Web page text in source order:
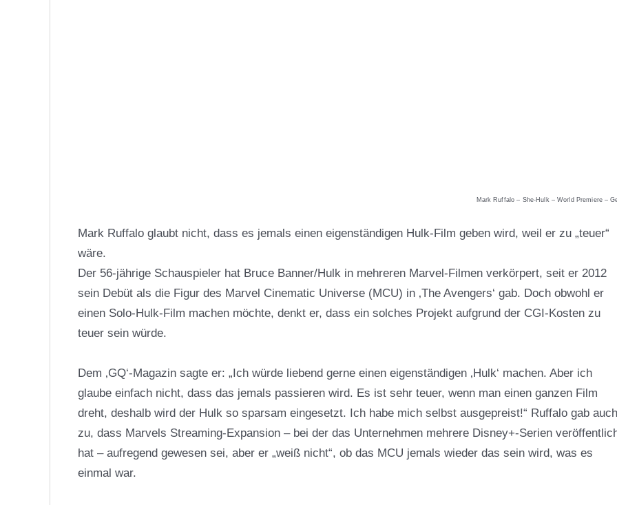
Mark Ruffalo – She-Hulk – World Premiere –
Mark Ruffalo glaubt nicht, dass es jemals einen eigenständigen Hulk-Film geben wird, weil er zu „teuer“
wäre.
Der 56-jährige Schauspieler hat Bruce Banner/Hulk in mehreren Marvel-Filmen verkörpert, seit er 2012
sein Debüt als die Figur des Marvel Cinematic Universe (MCU) in ‚The Avengers‘ gab. Doch obwohl er
einen Solo-Hulk-Film machen möchte, denkt er, dass ein solches Projekt aufgrund der CGI-Kosten zu
teuer sein würde.
Dem ‚GQ‘-Magazin sagte er: „Ich würde liebend gerne einen eigenständigen ‚Hulk‘ machen. Aber ich
glaube einfach nicht, dass das jemals passieren wird. Es ist sehr teuer, wenn man einen ganzen Film
dreht, deshalb wird der Hulk so sparsam eingesetzt. Ich habe mich selbst ausgepreist!“ Ruffalogab auch
zu, dass Marvels Streaming-Expansion – bei der das Unternehmen mehrere Disney+-Serien
hat – aufregend gewesen sei, aber er „weiß nicht“, ob das MCU jemals wieder das sein wird, was es
einmal war.